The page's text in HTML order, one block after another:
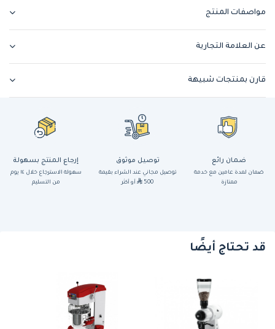
مواصفات المنتج
عن العلامة التجارية
قارن بمنتجات شبيهة
ضمان رائع
ضمان لمدة عامين مع خدمة
ممتازة
توصيل موثوق
توصيل مجاني عند الشراء بقيمة
500
أو أكثر
إرجاع المنتج بسهولة
سهولة الاسترجاع خلال ١٤ يوم
من التسليم
قد تحتاج أيضًا